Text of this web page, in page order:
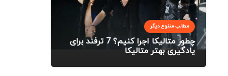
مطالب متنوع دیگر
چطور متالیکا اجرا کنیم؟ 7 ترفند برای
یادگیری بهتر متالیکا